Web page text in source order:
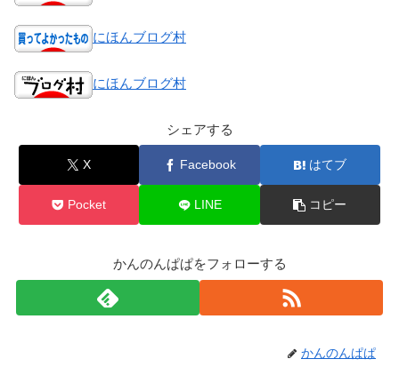
にほんブログ村
にほんブログ村
シェアする
X Facebook はてブ
Pocket LINE コピー
かんのんぱぱをフォローする
かんのんぱぱ